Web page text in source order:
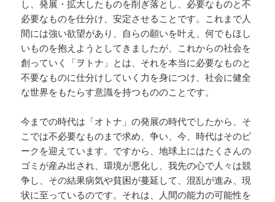
し、発展・拡大したものを削ぎ落とし、必要なものと不
必要なものを仕分け、安定させることです。これまで人
間には強い欲望があり、自らの願いを叶え、何でもほし
いものを抱えようとしてきましたが、これからの社会を
創っていく「ヲトナ」とは、それを本当に必要なものと
不要なものに仕分けしていく力を身につけ、社会に健全
な世界をもたらす意識を持つもののことです。
今までの時代は「オトナ」の発展の時代でしたから、そ
こでは不必要なものまで求め、争い、今、時代はそのピ
ークを迎えています。ですから、地球上にはたくさんの
ゴミが産み出され、環境が悪化し、我先の心で人々は競
争し、その結果病気や貧困が蔓延して、混乱が進み、現
状に至っているのです。それは、人間の能力の可能性を